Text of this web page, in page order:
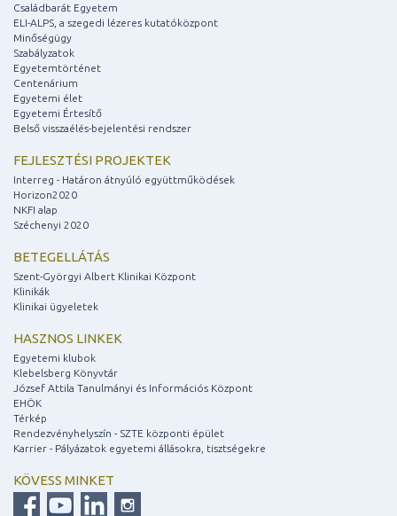
Családbarát Egyetem
ELI-ALPS, a szegedi lézeres kutatóközpont
Minőségügy
Szabályzatok
Egyetemtörténet
Centenárium
Egyetemi élet
Egyetemi Értesítő
Belső visszaélés-bejelentési rendszer
FEJLESZTÉSI PROJEKTEK
Interreg - Határon átnyúló együttműködések
Horizon2020
NKFI alap
Széchenyi 2020
BETEGELLÁTÁS
Szent-Györgyi Albert Klinikai Központ
Klinikák
Klinikai ügyeletek
HASZNOS LINKEK
Egyetemi klubok
Klebelsberg Könyvtár
József Attila Tanulmányi és Információs Központ
EHÖK
Térkép
Rendezvényhelyszín - SZTE központi épület
Karrier - Pályázatok egyetemi állásokra, tisztségekre
KÖVESS MINKET